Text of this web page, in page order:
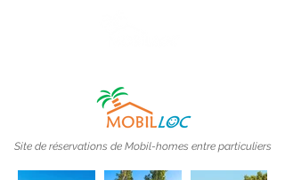
Site de réservations de Mobil-homes entre particuliers